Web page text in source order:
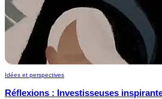
Idées et perspectives
Réflexions : Investisseuses